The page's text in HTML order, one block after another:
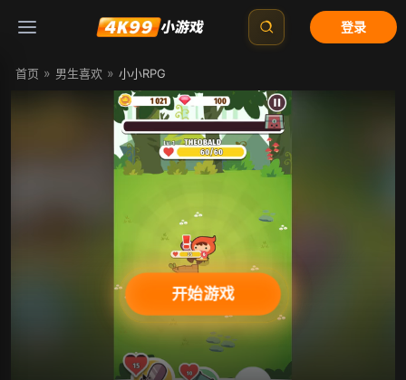
登录
首页 » 男生喜欢 » 小小RPG
开始游戏